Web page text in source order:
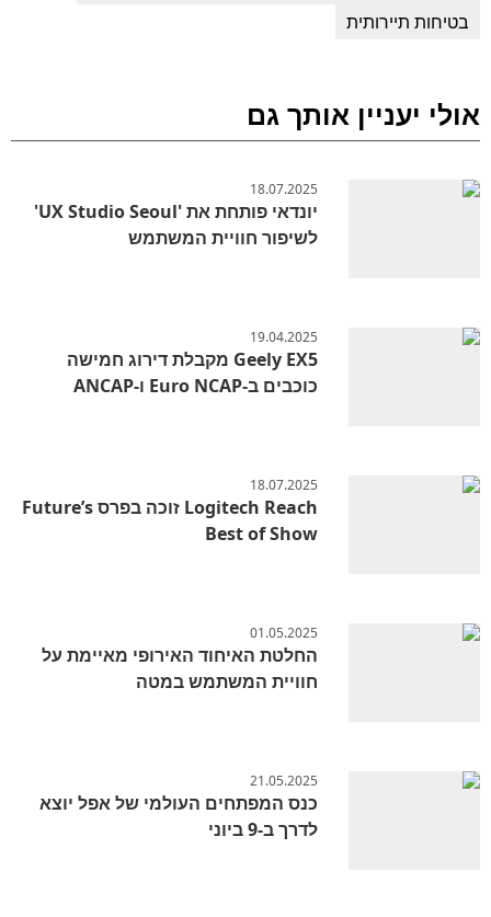
בטיחות תיירותית
אולי יעניין אותך גם
18.07.2025
יונדאי פותחת את 'UX Studio Seoul'
לשיפור חוויית המשתמש
19.04.2025
Geely EX5 מקבלת דירוג חמישה
כוכבים ב-Euro NCAP ו-ANCAP
18.07.2025
Logitech Reach זוכה בפרס Future’s
Best of Show
01.05.2025
החלטת האיחוד האירופי מאיימת על
חוויית המשתמש במטה
21.05.2025
כנס המפתחים העולמי של אפל יוצא
לדרך ב-9 ביוני